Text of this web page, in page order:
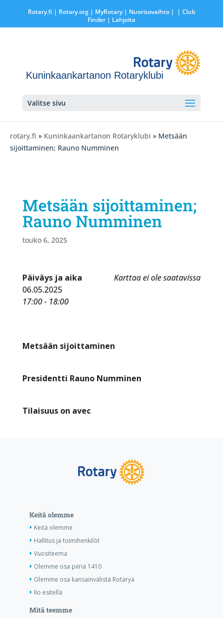
Rotary.fi | Rotary.org| MyRotary | Nuorisovaihto|
| Club
Finder| Lahjoita
Kuninkaankartanon Rotaryklubi
Valitse sivu
rotary.fi » Kuninkaankartanon Rotaryklubi » Metsään
sijoittaminen; Rauno Numminen
Metsään sijoittaminen;
Rauno Numminen
touko 6, 2025
Karttaa ei ole saatavissa
Päiväys ja aika
06.05.2025
17:00 - 18:00
Metsään sijoittaminen
Presidentti Rauno Numminen
Tilaisuus on avec
Keitä olemme
Keitä olemme
Hallitus ja toimihenkilöt
Vuositeema
Olemme osa piiriä 1410
Olemme osa kansainvälistä Rotarya
Ilo esitellä
Mitä teemme